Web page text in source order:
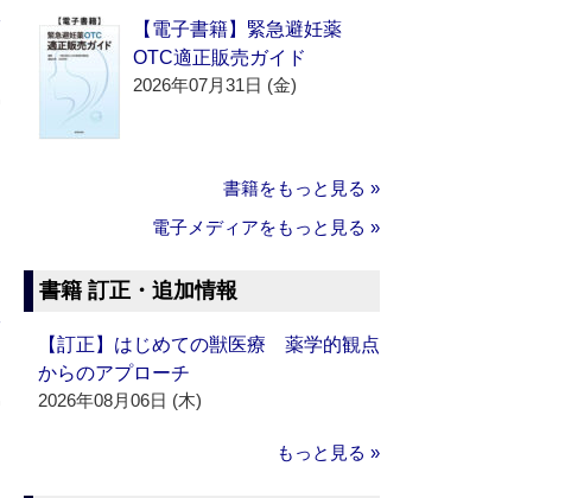
【電子書籍】緊急避妊薬
OTC適正販売ガイド
2026年07月31日 (金)
書籍をもっと見る »
電子メディアをもっと見る »
書籍 訂正・追加情報
【訂正】はじめての獣医療 薬学的観点
からのアプローチ
2026年08月06日 (木)
もっと見る »